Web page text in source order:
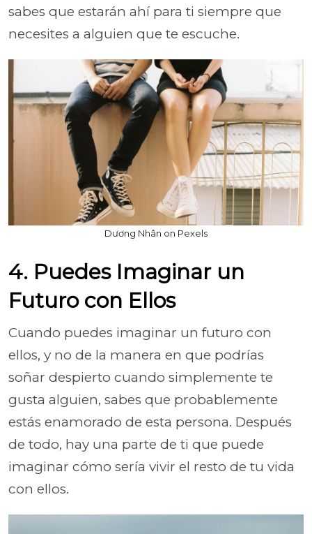
sabes que estarán ahí para ti siempre que
necesites a alguien que te escuche.
Dương Nhân on Pexels
4. Puedes Imaginar un
Futuro con Ellos
Cuando puedes imaginar un futuro con
ellos, y no de la manera en que podrías
soñar despierto cuando simplemente te
gusta alguien, sabes que probablemente
estás enamorado de esta persona. Después
de todo, hay una parte de ti que puede
imaginar cómo sería vivir el resto de tu vida
con ellos.